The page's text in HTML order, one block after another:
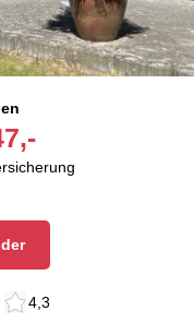
4,3